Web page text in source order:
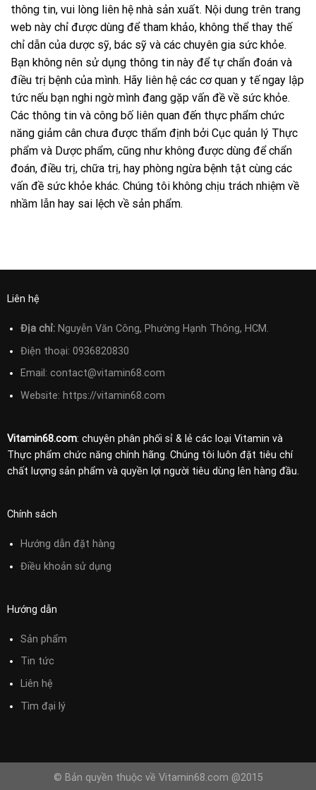
thông tin, vui lòng liên hệ nhà sản xuất. Nội dung trên trang
web này chỉ được dùng để tham khảo, không thể thay thế
chỉ dẫn của dược sỹ, bác sỹ và các chuyên gia sức khỏe.
Bạn không nên sử dụng thông tin này để tự chẩn đoán và
điều trị bệnh của mình. Hãy liên hệ các cơ quan y tế ngay lập
tức nếu bạn nghi ngờ mình đang gặp vấn đề về sức khỏe.
Các thông tin và công bố liên quan đến thực phẩm chức
năng giảm cân chưa được thẩm định bởi Cục quản lý Thực
phẩm và Dược phẩm, cũng như không được dùng để chẩn
đoán, điều trị, chữa trị, hay phòng ngừa bệnh tật cùng các
vấn đề sức khỏe khác. Chúng tôi không chịu trách nhiệm về
nhầm lẫn hay sai lệch về sản phẩm.
Liên hệ
Địa chỉ:Nguyễn Văn Công, Phường Hạnh Thông, HCM.
Điện thoại: 0936820830
Email: contact@vitamin68.com
Website: https://vitamin68.com
Vitamin68.com: chuyên phân phối sỉ & lẻ các loại Vitamin và
Thực phẩm chức năng chính hãng. Chúng tôi luôn đặt tiêu chí
chất lượng sản phẩm và quyền lợi người tiêu dùng lên hàng đầu.
Chính sách
Hướng dẫn đặt hàng
Điều khoản sử dụng
Hướng dẫn
Sản phẩm
Tin tức
Liên hệ
Tìm đại lý
© Bản quyền thuộc về Vitamin68.com @2015